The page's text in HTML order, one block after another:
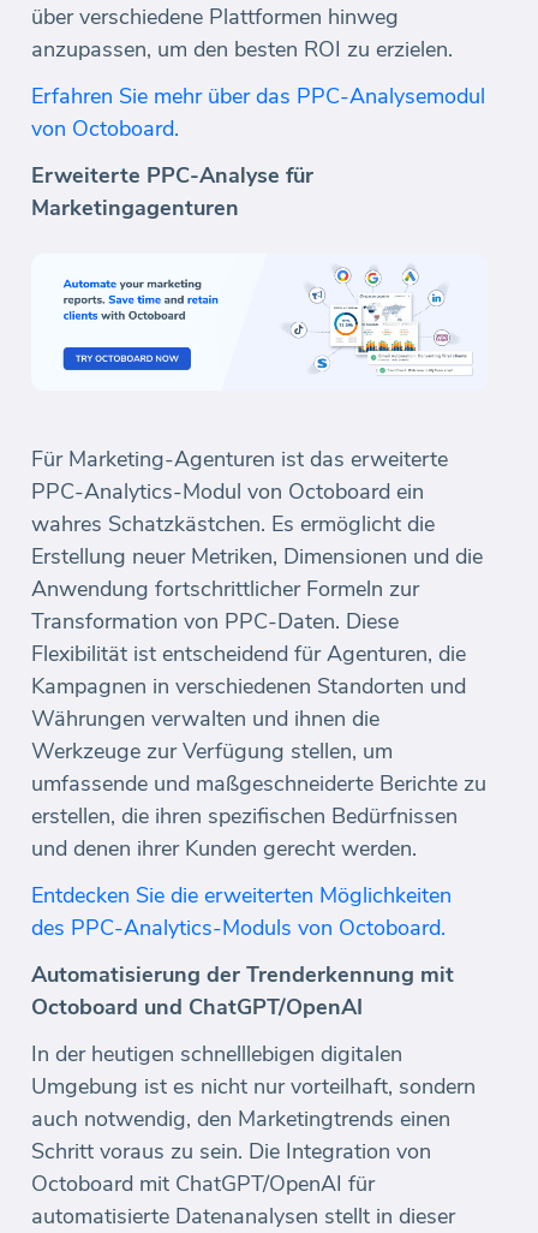
über verschiedene Plattformen hinweg
anzupassen, um den besten ROI zu erzielen.
Erfahren Sie mehr über das PPC-Analysemodul
von Octoboard.
Erweiterte PPC-Analyse für
Marketingagenturen
Für Marketing-Agenturen ist das erweiterte
PPC-Analytics-Modul von Octoboard ein
wahres Schatzkästchen. Es ermöglicht die
Erstellung neuer Metriken, Dimensionen und die
Anwendung fortschrittlicher Formeln zur
Transformation von PPC-Daten. Diese
Flexibilität ist entscheidend für Agenturen, die
Kampagnen in verschiedenen Standorten und
Währungen verwalten und ihnen die
Werkzeuge zur Verfügung stellen, um
umfassende und maßgeschneiderte Berichte zu
erstellen, die ihren spezifischen Bedürfnissen
und denen ihrer Kunden gerecht werden.
Entdecken Sie die erweiterten Möglichkeiten
des PPC-Analytics-Moduls von Octoboard.
Automatisierung der Trenderkennung mit
Octoboard und ChatGPT/OpenAI
In der heutigen schnelllebigen digitalen
Umgebung ist es nicht nur vorteilhaft, sondern
auch notwendig, den Marketingtrends einen
Schritt voraus zu sein. Die Integration von
Octoboard mit ChatGPT/OpenAI für
automatisierte Datenanalysen stellt in dieser